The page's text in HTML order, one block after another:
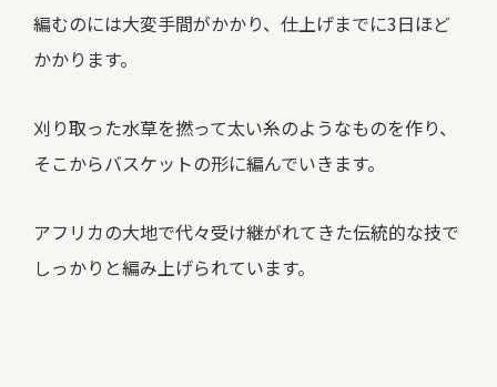
編むのには大変手間がかかり、仕上げまでに3日ほど
かかります。
刈り取った水草を撚って太い糸のようなものを作り、
そこからバスケットの形に編んでいきます。
アフリカの大地で代々受け継がれてきた伝統的な技で
しっかりと編み上げられています。